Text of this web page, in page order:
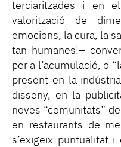
terciaritzades i en
valorització de
emocions, la cura, la
tan humanes!–
per a l’acumulació, o
present en la
disseny, en la
noves “comunitats”
en restaurants de
s’exigeix puntualitat i